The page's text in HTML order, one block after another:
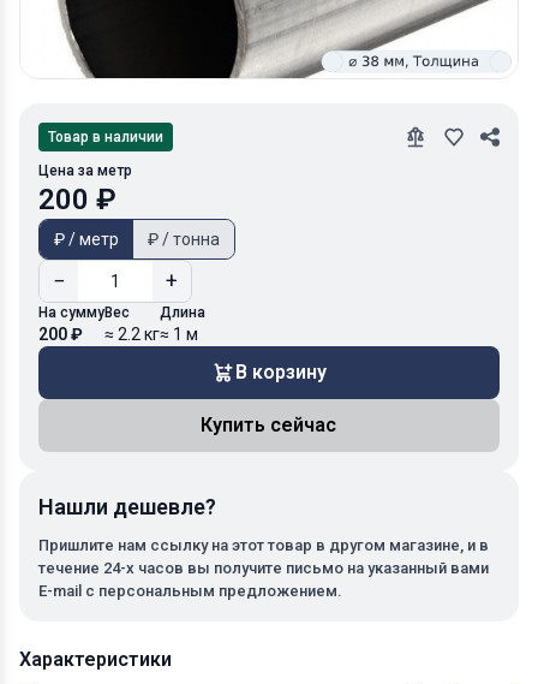
Характеристики
Товар в наличии
Цена за метр
200 ₽
₽ / метр ₽ / тонна
− +
На сумму
200 ₽
Вес
≈ 2.2 кг
Длина
≈ 1 м
В корзину
Купить сейчас
Нашли дешевле?
Пришлите нам ссылку на этот товар в другом магазине, и в
течение 24-х часов вы получите письмо на указанный вами
E-mail с персональным предложением.